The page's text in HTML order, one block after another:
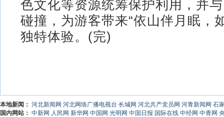
色文化等资源统筹保护利用，并
碰撞，为游客带来“依山伴月眠，
独特体验。(完)
本地新闻： 河北新闻网 河北网络广播电视台 长城网 河北共产党员网 河青新闻网 石
国内网站： 中新网 人民网 新华网 中国网 光明网 中国日报 国际在线 中经网 中青网